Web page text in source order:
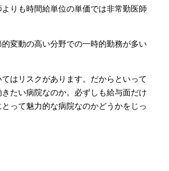
りも時間給単位の単価では非常勤医師
変動の高い分野での一時的勤務が多い
はリスクがあります。だからといって
たい病院なのか。必ずしも給与面だけ
って魅力的な病院なのかどうかをじっ